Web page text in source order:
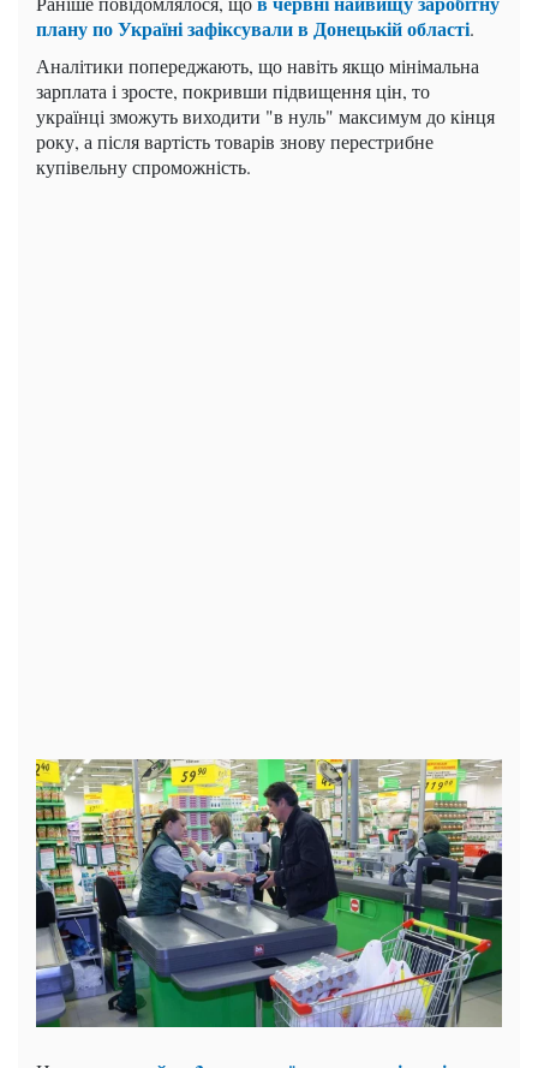
плану по Україні зафіксували в Донецькій області.
Аналітики попереджають, що навіть якщо мінімальна
зарплата і зросте, покривши підвищення цін, то
українці зможуть виходити "в нуль" максимум до кінця
року, а після вартість товарів знову перестрибне
купівельну спроможність.